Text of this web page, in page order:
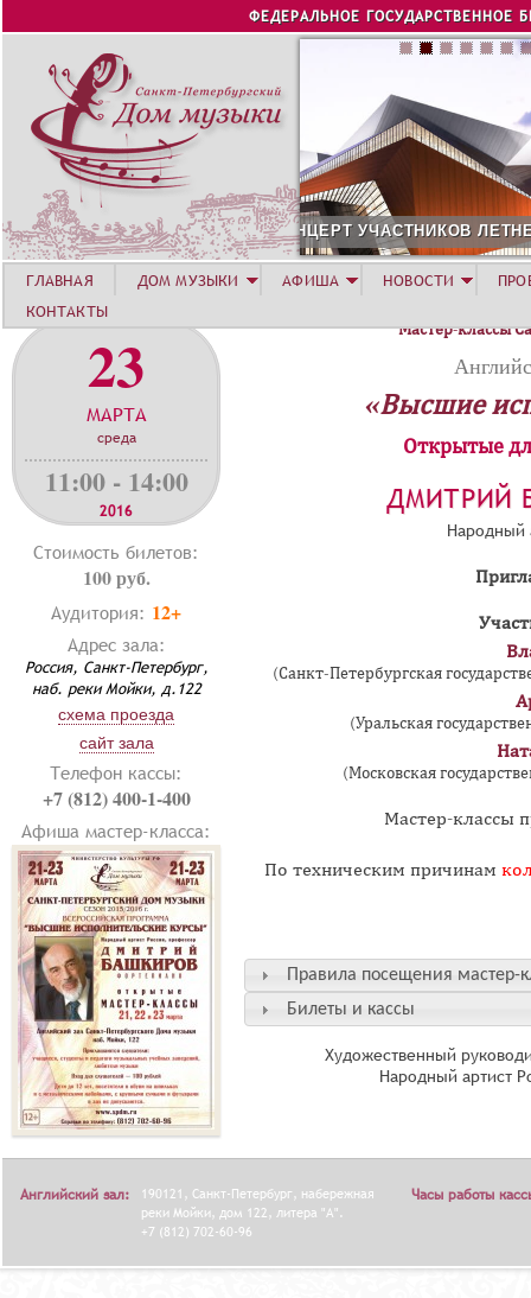
Jump to navigation
ФЕДЕРАЛЬНОЕ ГОСУДАРСТВЕННОЕ
ЛЕТНЕЙ АКАДЕМИИ. СИРИУС 12 АВГУСТА. КОНЦЕРТ
23
МАРТА
среда
11:00 - 14:00
2016
Стоимость билетов:
100 руб.
Аудитория: 12+
Адрес зала:
Россия, Санкт-Петербург,
наб. реки Мойки, д.122
схема проезда
сайт зала
Телефон кассы:
+7 (812) 400-1-400
Афиша мастер-класса:
Мастер-классы
«Высшие
Открытые
ДМИТРИЙ
Народный
(Санкт-Петербургская
(Уральская
(Московская
Мастер-классы
По техническим причинам
Правила посещения мастер-
Билеты и кассы
Художественный
Народный артист
ГЛАВНАЯ ДОМ МУЗЫКИ АФИША НОВОСТИ
КОНТАКТЫ
Английский зал:
190121, Санкт-Петербург, набережная
реки Мойки, дом 122, литера "А".
+7 (812) 702-60-96
Часы работы